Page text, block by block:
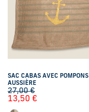
SAC CABAS AVEC POMPONS
AUSSIÈRE
27,00€
13,50 €